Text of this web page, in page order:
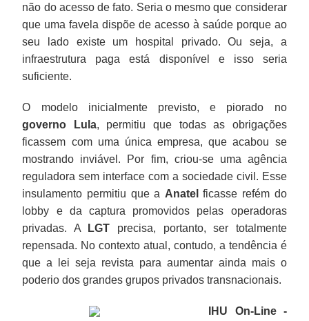
não do acesso de fato. Seria o mesmo que considerar
que uma favela dispõe de acesso à saúde porque ao
seu lado existe um hospital privado. Ou seja, a
infraestrutura paga está disponível e isso seria
suficiente.
O modelo inicialmente previsto, e piorado no
governo Lula, permitiu que todas as obrigações
ficassem com uma única empresa, que acabou se
mostrando inviável. Por fim, criou-se uma agência
reguladora sem interface com a sociedade civil. Esse
insulamento permitiu que a Anatel ficasse refém do
lobby e da captura promovidos pelas operadoras
privadas. A
LGT precisa, portanto, ser totalmente
repensada. No contexto atual, contudo, a tendência é
que a lei seja revista para aumentar ainda mais o
poderio dos grandes grupos privados transnacionais.
IHU On-Line -